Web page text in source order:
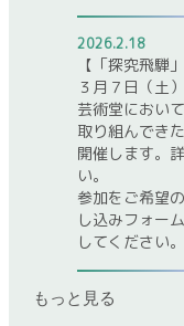
2026.2.18
【「探究飛騨
３月７日（土
芸術堂におい
取り組んでき
開催します。詳
い。
参加をご希望
し込みフォー
してください。
もっと見る